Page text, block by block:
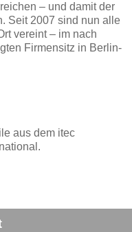
– und damit der
Seit 2007 sind nun alle
vereint – im nach
Firmensitz in Berlin-
aus dem itec